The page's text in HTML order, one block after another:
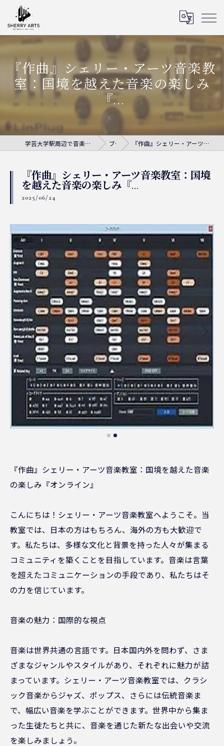
『作曲』シェリー・アーツ音楽教
室：国境を越えた音楽の楽しみ
『...
学芸大学駅周辺で音楽教室ならシェリー・アーツ音楽教室 ブログ 『作曲』シェリー・アーツ音楽教室：国境を越えた音楽の楽しみ『...
『作曲』シェリー・アーツ音楽教室：国境
を越えた音楽の楽しみ『...
2025/06/24
『作曲』シェリー・アーツ音楽教室：国境を越えた音楽
の楽しみ『オンライン』
こんにちは！シェリー・アーツ音楽教室へようこそ。当
教室では、日本の方はもちろん、海外の方も大歓迎で
す。私たちは、多様な文化と背景を持った人々が集まる
コミュニティを築くことを目指しています。音楽は言葉
を超えたコミュニケーションの手段であり、私たちはそ
の力を信じています。
音楽の魅力：国際的な視点
音楽は世界共通の言語です。日本国内外を問わず、さま
ざまなジャンルやスタイルがあり、それぞれに魅力が詰
まっています。シェリー・アーツ音楽教室では、クラシ
ック音楽からジャズ、ポップス、さらには伝統音楽ま
で、幅広い音楽を学ぶことができます。世界中から集ま
った生徒たちと共に、音楽を通じた新たな出会いや交流
を楽しみましょう。